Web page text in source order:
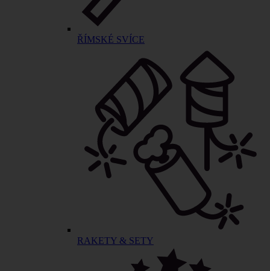
ŘÍMSKÉ SVÍCE
RAKETY & SETY